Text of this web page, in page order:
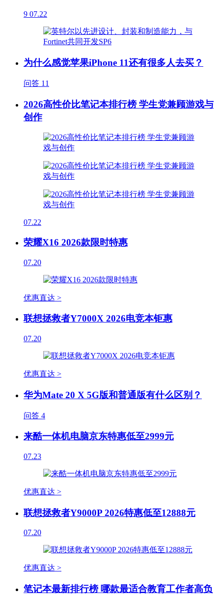
9 07.22
为什么感觉苹果iPhone 11还有很多人去买？
问答 11
2026高性价比笔记本排行榜 学生党兼顾游戏与
创作
07.22
荣耀X16 2026款限时特惠
07.20
优惠直达 >
联想拯救者Y7000X 2026电竞本钜惠
07.20
优惠直达 >
华为Mate 20 X 5G版和普通版有什么区别？
问答 4
来酷一体机电脑京东特惠低至2999元
07.23
优惠直达 >
联想拯救者Y9000P 2026特惠低至12888元
07.20
优惠直达 >
笔记本最新排行榜 哪款最适合教育工作者高负